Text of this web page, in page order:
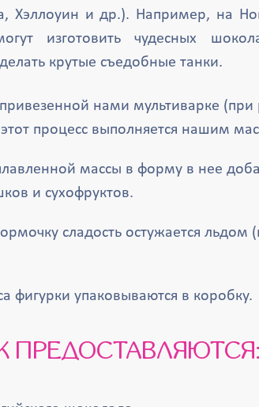
Хэллоуин и др.). Например, на
изготовить чудесных
крутые съедобные танки.
нами мультиварке (при
процесс выполняется нашим
массы в форму в нее
и сухофруктов.
сладость остужается льдом
фигурки упаковываются в коробку.